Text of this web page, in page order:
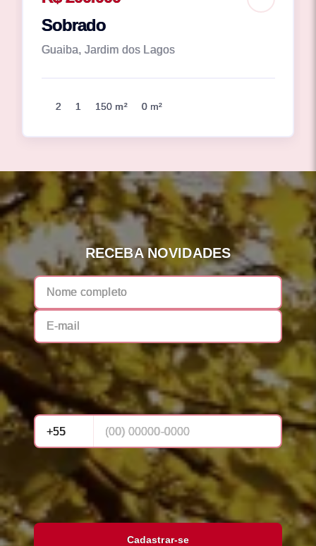
Sobrado
Guaiba, Jardim dos Lagos
2 1 150 m² 0 m²
RECEBA NOVIDADES
Cadastrar-se